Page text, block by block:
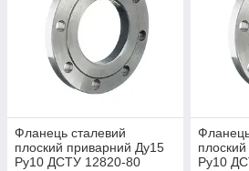
Фланець сталевий
плоский приварний Ду15
Ру10 ДСТУ 12820-80
Ру10